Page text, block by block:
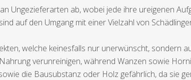
Ungezieferarten ab, wobei jede ihre ureigenen
auf den Umgang mit einer Vielzahl von
welche keinesfalls nur unerwünscht, sondern
verunreinigen, während Wanzen sowie
die Bausubstanz oder Holz gefährlich, da sie